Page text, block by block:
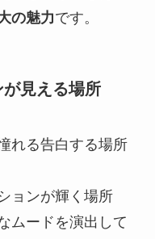
の魅力です。
見える場所
れる告白する場所
ョンが輝く場所
ムードを演出して